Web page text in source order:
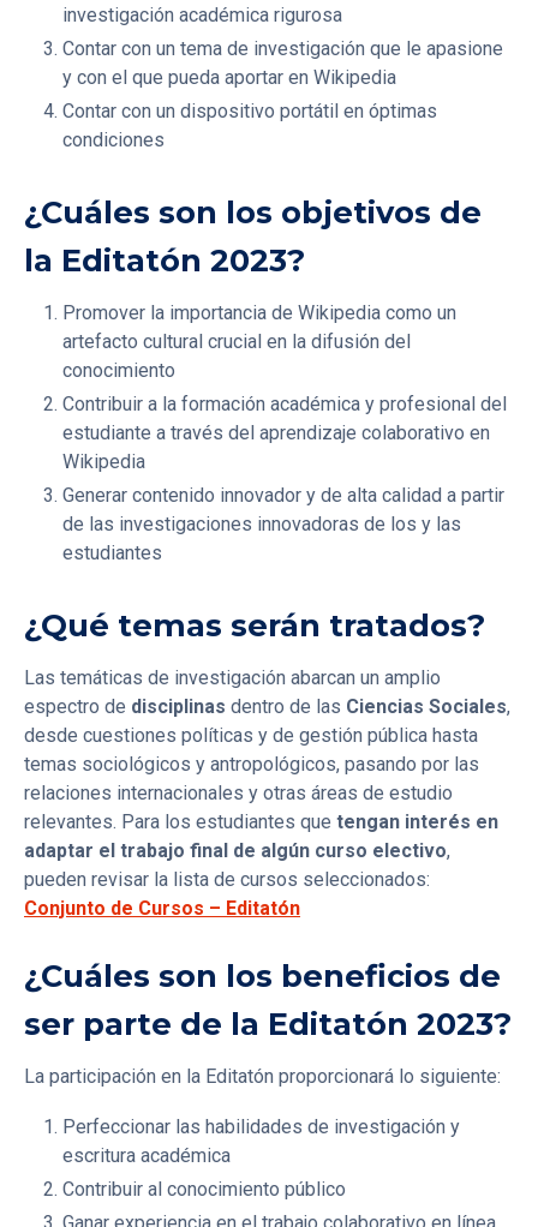
investigación académica rigurosa
Contar con un tema de investigación que le apasione
y con el que pueda aportar en Wikipedia
Contar con un dispositivo portátil en óptimas
condiciones
¿Cuáles son los objetivos de
la Editatón 2023?
Promover la importancia de Wikipedia como un
artefacto cultural crucial en la difusión del
conocimiento
Contribuir a la formación académica y profesional del
estudiante a través del aprendizaje colaborativo en
Wikipedia
Generar contenido innovador y de alta calidad a partir
de las investigaciones innovadoras de los y las
estudiantes
¿Qué temas serán tratados?
Las temáticas de investigación abarcan un amplio
espectro de disciplinas dentro de las Ciencias Sociales,
desde cuestiones políticas y de gestión pública hasta
temas sociológicos y antropológicos, pasando por las
relaciones internacionales y otras áreas de estudio
relevantes. Para los estudiantes que tengan interés en
adaptar el trabajo final de algún curso electivo,
pueden revisar la lista de cursos seleccionados:
Conjunto de Cursos – Editatón
¿Cuáles son los beneficios de
ser parte de la Editatón 2023?
La participación en la Editatón proporcionará lo siguiente:
Perfeccionar las habilidades de investigación y
escritura académica
Contribuir al conocimiento público